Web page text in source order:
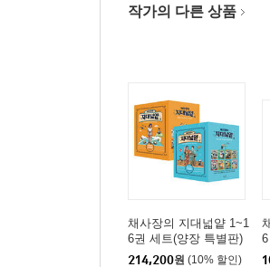
작가의 다른 상품
채사장의 지대넓얕 1~1
6권 세트(양장 특별판)
214,200원 (10% 할인)